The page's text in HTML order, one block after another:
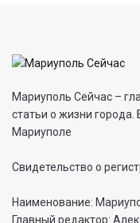
Мариуполь Сейчас –
статьи о жизни города.
Мариуполе
Свидетельство о
Наименование:
Главный редактор: